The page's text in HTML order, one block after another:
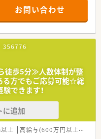
事しています。
行っており高い向上心を持っ
、OTC業務に集中してご勤務
営安心♪
談ベースです。転居を伴う異
で勤務したい方におすすめで
局です♪
り、お仕事終わりも楽しめま
お問い合わせ
356776
徒歩5分≫人数体制が整
る方でもご応募可能☆総
できます！
に追加
上 高給与(600万円以上)